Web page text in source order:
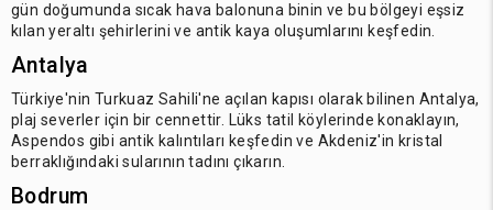
gün doğumunda sıcak hava balonuna binin ve bu bölgeyi eşsiz
kılan yeraltı şehirlerini ve antik kaya oluşumlarını keşfedin.
Antalya
Türkiye'nin Turkuaz Sahili'ne açılan kapısı olarak bilinen Antalya,
plaj severler için bir cennettir. Lüks tatil köylerinde konaklayın,
Aspendos gibi antik kalıntıları keşfedin ve Akdeniz'in kristal
berraklığındaki sularının tadını çıkarın.
Bodrum